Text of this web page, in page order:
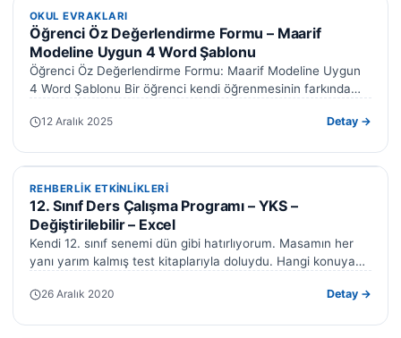
OKUL EVRAKLARI
OKUL EVRAKLARI
Öğrenci Öz Değerlendirme Formu – Maarif
Modeline Uygun 4 Word Şablonu
Öğrenci Öz Değerlendirme Formu: Maarif Modeline Uygun
4 Word Şablonu Bir öğrenci kendi öğrenmesinin farkında
12 Aralık 2025 Detay →
REHBERLIK ETKINLIKLERI
REHBERLIK ETKINLIKLERI
12. Sınıf Ders Çalışma Programı – YKS –
Değiştirilebilir – Excel
Kendi 12. sınıf senemi dün gibi hatırlıyorum. Masamın her
yanı yarım kalmış test kitaplarıyla doluydu. Hangi konuya
26 Aralık 2020 Detay →